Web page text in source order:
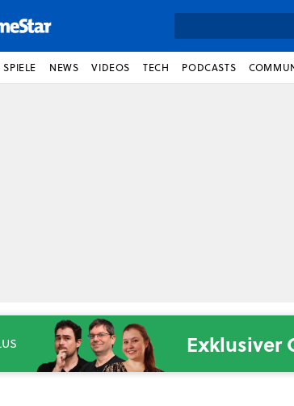
SPIELE NEWS VIDEOS TECH PODCASTS
Exklusiver